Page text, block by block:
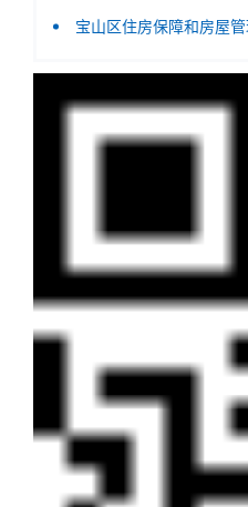
宝山区住房保障和房屋管理局